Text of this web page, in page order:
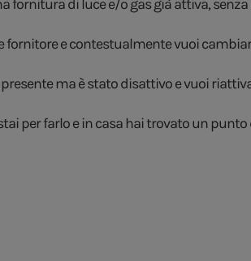
fornitura di luce e/o gas già attiva,
fornitore e contestualmente vuoi
ma è stato disattivo e vuoi
per farlo e in casa hai trovato un